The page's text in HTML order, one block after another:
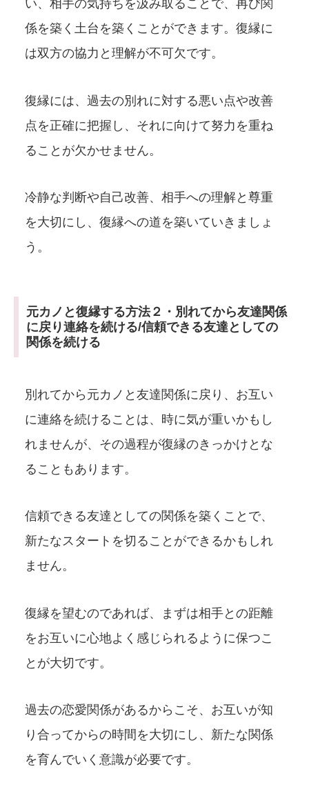
い、相手の気持ちを汲み取ることで、再び関
係を築く土台を築くことができます。復縁に
は双方の協力と理解が不可欠です。
復縁には、過去の別れに対する悪い点や改善
点を正確に把握し、それに向けて努力を重ね
ることが欠かせません。
冷静な判断や自己改善、相手への理解と尊重
を大切にし、復縁への道を築いていきましょ
う。
元カノと復縁する方法２・別れてから友達関係
に戻り連絡を続ける/信頼できる友達としての
関係を続ける
別れてから元カノと友達関係に戻り、お互い
に連絡を続けることは、時に気が重いかもし
れませんが、その過程が復縁のきっかけとな
ることもあります。
信頼できる友達としての関係を築くことで、
新たなスタートを切ることができるかもしれ
ません。
復縁を望むのであれば、まずは相手との距離
をお互いに心地よく感じられるように保つこ
とが大切です。
過去の恋愛関係があるからこそ、お互いが知
り合ってからの時間を大切にし、新たな関係
を育んでいく意識が必要です。